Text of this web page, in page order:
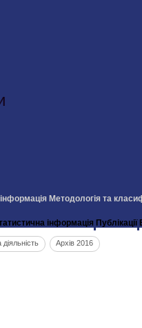
Методологія та
інформація Публікації
Архів 2016